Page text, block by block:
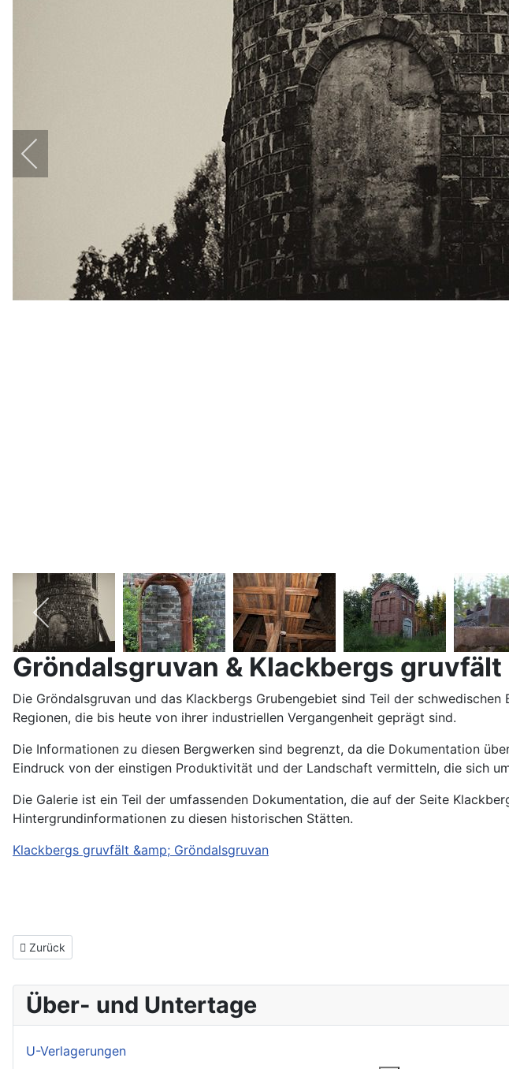
Gröndalsgruvan & Klackbergs gruvfält
Die Gröndalsgruvan und das Klackbergs Grubengebiet sind Teil der
Regionen, die bis heute von ihrer industriellen Vergangenheit geprägt sind.
Die Informationen zu diesen Bergwerken sind begrenzt, da die Dokumentation
Eindruck von der einstigen Produktivität und der Landschaft vermitteln, die sich
Die Galerie ist ein Teil der umfassenden Dokumentation, die auf der Seite
Hintergrundinformationen zu diesen historischen Stätten.
Klackbergs gruvfält &amp; Gröndalsgruvan
Vorheriger Beitrag: Bålsjöverket
Zurück
Über- und Untertage
U-Verlagerungen